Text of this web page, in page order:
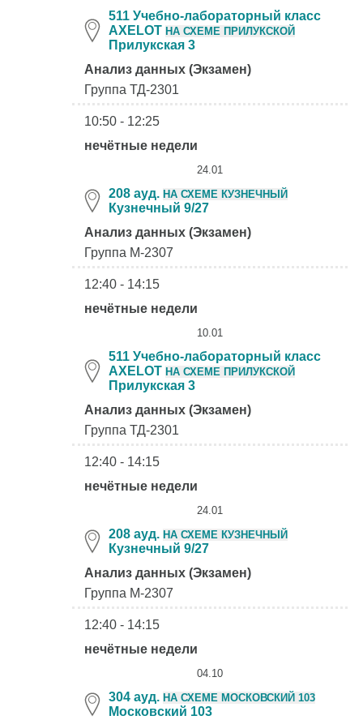
511 Учебно-лабораторный класс
AXELOT НА СХЕМЕ ПРИЛУКСКОЙ
Прилукская 3
Анализ данных (Экзамен)
Группа ТД-2301
10:50 - 12:25
нечётные недели
24.01
208 ауд. НА СХЕМЕ КУЗНЕЧНЫЙ
Кузнечный 9/27
Анализ данных (Экзамен)
Группа М-2307
12:40 - 14:15
нечётные недели
10.01
511 Учебно-лабораторный класс
AXELOT НА СХЕМЕ ПРИЛУКСКОЙ
Прилукская 3
Анализ данных (Экзамен)
Группа ТД-2301
12:40 - 14:15
нечётные недели
24.01
208 ауд. НА СХЕМЕ КУЗНЕЧНЫЙ
Кузнечный 9/27
Анализ данных (Экзамен)
Группа М-2307
12:40 - 14:15
нечётные недели
04.10
304 ауд. НА СХЕМЕ МОСКОВСКИЙ 103
Московский 103